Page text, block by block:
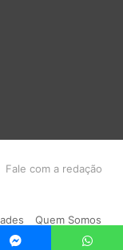
Fale com a redação
Quem Somos
Acesso